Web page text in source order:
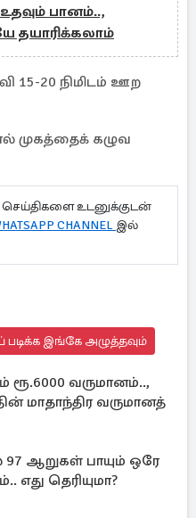
பானம்..,
தயாரிக்கலாம்
15-20 நிமிடம் ஊற
முகத்தைக் கழுவ
செய்திகளை உடனுக்குடன்
CHANNEL இல்
இங்கே அழுத்தவும்
ரூ.6000 வருமானம்..,
மாதாந்திர வருமானத்
97 ஆறுகள் பாயும் ஒரே
எது தெரியுமா?